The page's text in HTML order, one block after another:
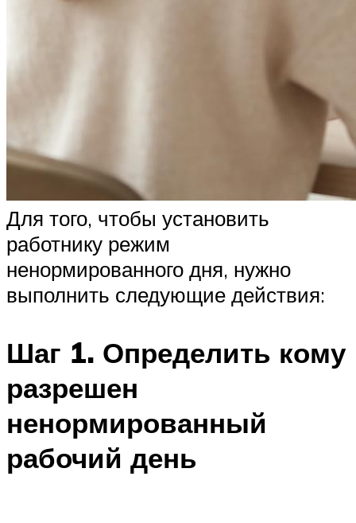
Для того, чтобы установить
работнику режим
ненормированного дня, нужно
выполнить следующие действия:
Шаг 1. Определить кому
разрешен
ненормированный
рабочий день